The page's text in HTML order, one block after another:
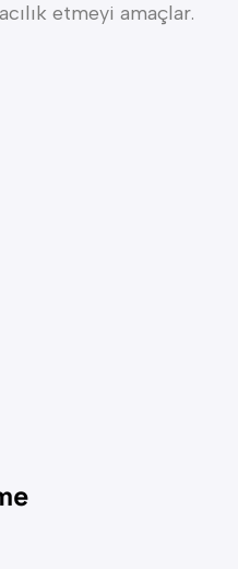
etmeyi amaçlar.